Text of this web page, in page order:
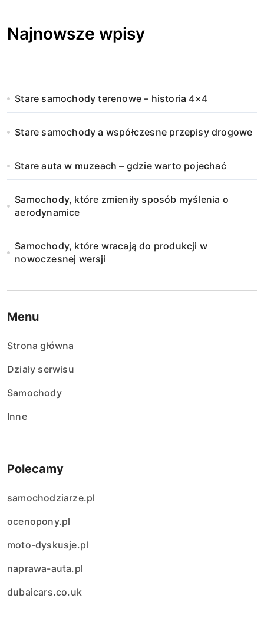
Najnowsze wpisy
Stare samochody terenowe – historia 4×4
Stare samochody a współczesne przepisy drogowe
Stare auta w muzeach – gdzie warto pojechać
Samochody, które zmieniły sposób myślenia o
aerodynamice
Samochody, które wracają do produkcji w
nowoczesnej wersji
Menu
Strona główna
Działy serwisu
Samochody
Inne
Polecamy
samochodziarze.pl
ocenopony.pl
moto-dyskusje.pl
naprawa-auta.pl
dubaicars.co.uk